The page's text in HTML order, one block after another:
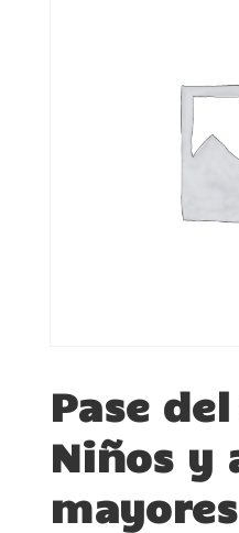
Pase
Niños y
mayores